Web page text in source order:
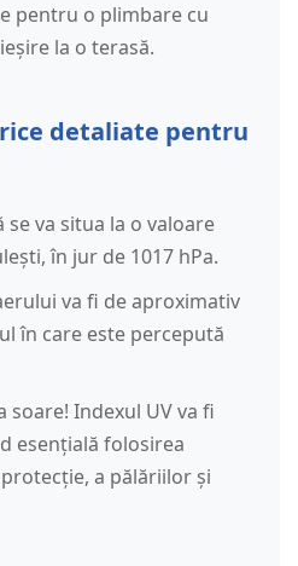
pentru o plimbare cu
la o terasă.
detaliate pentru
va situa la o valoare
în jur de 1017 hPa.
va fi de aproximativ
în care este percepută
soare! Indexul UV va fi
esențială folosirea
a pălăriilor și